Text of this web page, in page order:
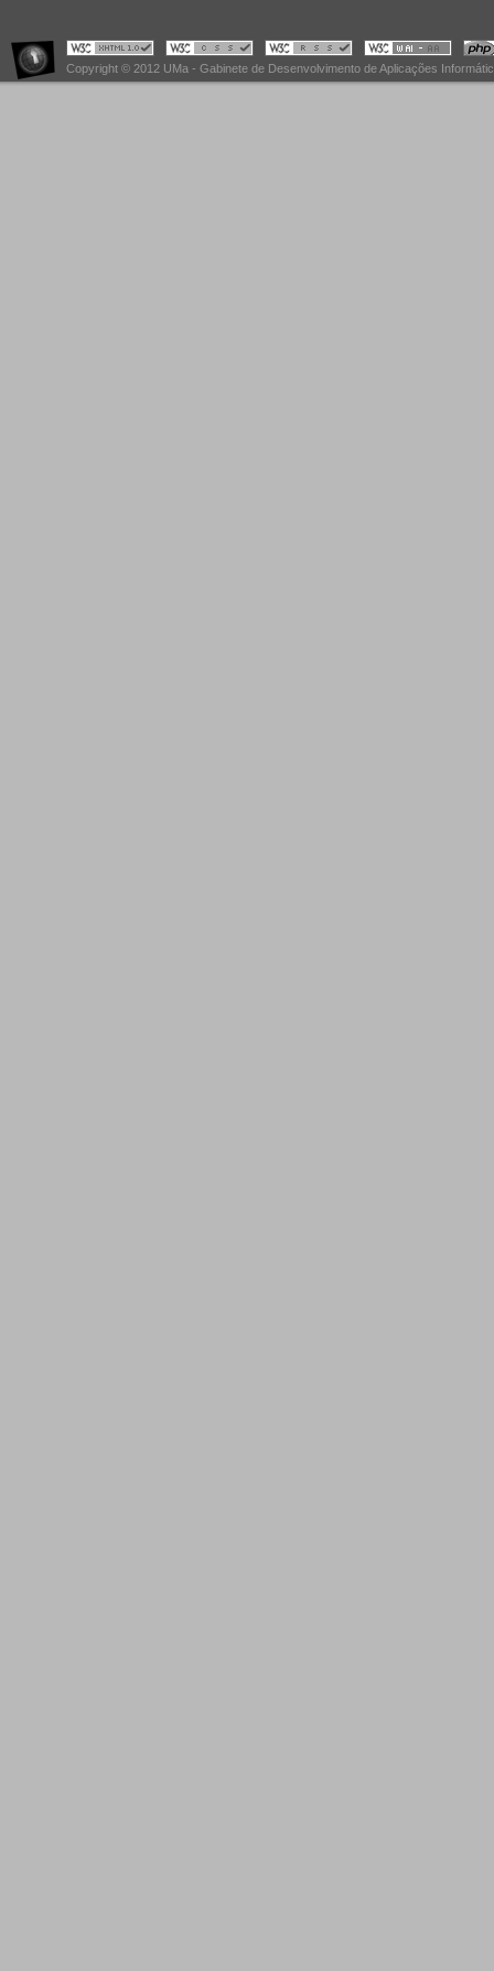
Copyright © 2012 UMa - Gabinete de Desenvolvimento de Aplicações